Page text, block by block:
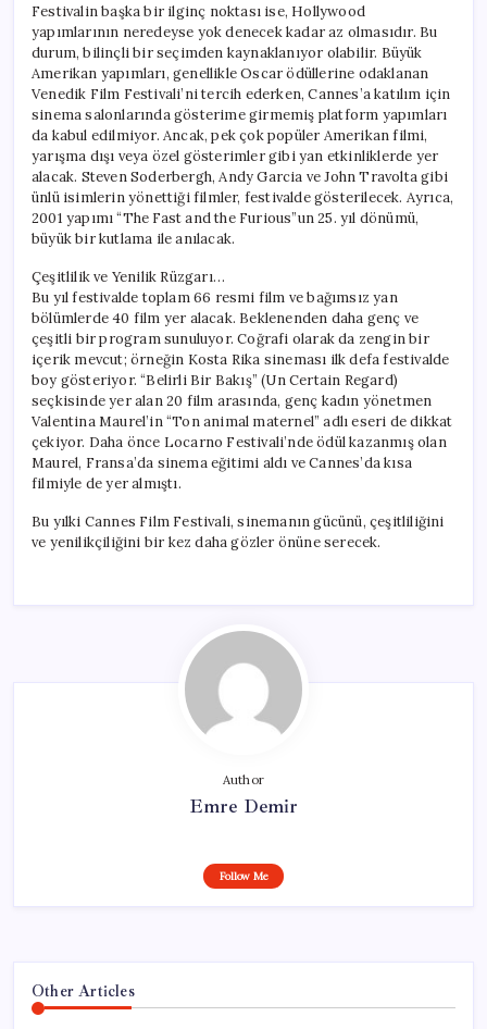
Festivalin başka bir ilginç noktası ise, Hollywood
yapımlarının neredeyse yok denecek kadar az olmasıdır. Bu
durum, bilinçli bir seçimden kaynaklanıyor olabilir. Büyük
Amerikan yapımları, genellikle Oscar ödüllerine odaklanan
Venedik Film Festivali’ni tercih ederken, Cannes’a katılım için
sinema salonlarında gösterime girmemiş platform yapımları
da kabul edilmiyor. Ancak, pek çok popüler Amerikan filmi,
yarışma dışı veya özel gösterimler gibi yan etkinliklerde yer
alacak. Steven Soderbergh, Andy Garcia ve John Travolta gibi
ünlü isimlerin yönettiği filmler, festivalde gösterilecek. Ayrıca,
2001 yapımı “The Fast and the Furious”un 25. yıl dönümü,
büyük bir kutlama ile anılacak.
Çeşitlilik ve Yenilik Rüzgarı…
Bu yıl festivalde toplam 66 resmi film ve bağımsız yan
bölümlerde 40 film yer alacak. Beklenenden daha genç ve
çeşitli bir program sunuluyor. Coğrafi olarak da zengin bir
içerik mevcut; örneğin Kosta Rika sineması ilk defa festivalde
boy gösteriyor. “Belirli Bir Bakış” (Un Certain Regard)
seçkisinde yer alan 20 film arasında, genç kadın yönetmen
Valentina Maurel’in “Ton animal maternel” adlı eseri de dikkat
çekiyor. Daha önce Locarno Festivali’nde ödül kazanmış olan
Maurel, Fransa’da sinema eğitimi aldı ve Cannes’da kısa
filmiyle de yer almıştı.
Bu yılki Cannes Film Festivali, sinemanın gücünü, çeşitliliğini
ve yenilikçiliğini bir kez daha gözler önüne serecek.
Author
Emre Demir
Follow Me
Other Articles